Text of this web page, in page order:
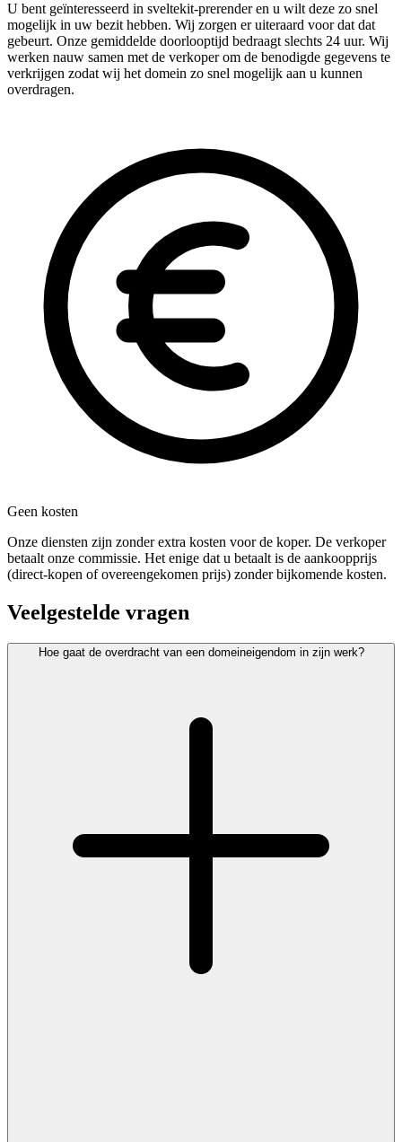
U bent geïnteresseerd in sveltekit-prerender en u wilt deze zo snel
mogelijk in uw bezit hebben. Wij zorgen er uiteraard voor dat dat
gebeurt. Onze gemiddelde doorlooptijd bedraagt slechts 24 uur. Wij
werken nauw samen met de verkoper om de benodigde gegevens te
verkrijgen zodat wij het domein zo snel mogelijk aan u kunnen
overdragen.
Geen kosten
Onze diensten zijn zonder extra kosten voor de koper. De verkoper
betaalt onze commissie. Het enige dat u betaalt is de aankoopprijs
(direct-kopen of overeengekomen prijs) zonder bijkomende kosten.
Veelgestelde vragen
Hoe gaat de overdracht van een domeineigendom in zijn werk?